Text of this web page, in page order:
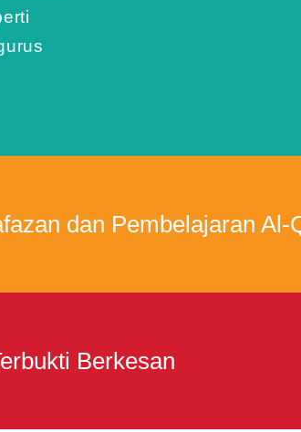
melalui
dan Pembelajaran Al-
Berkesan